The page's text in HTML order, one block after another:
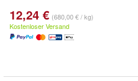
12,24 € (680,00 € / kg)
Kostenloser Versand